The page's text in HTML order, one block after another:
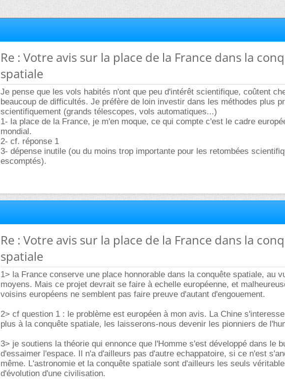
Re : Votre avis sur la place de la France dans la
spatiale
Je pense que les vols habités n'ont que peu d'intérêt scientifique, coûtent
beaucoup de difficultés. Je préfère de loin investir dans les méthodes plus
scientifiquement (grands télescopes, vols automatiques...)
1- la place de la France, je m'en moque, ce qui compte c'est le cadre
mondial.
2- cf. réponse 1
3- dépense inutile (ou du moins trop importante pour les retombées
escomptés).
Re : Votre avis sur la place de la France dans la
spatiale
1> la France conserve une place honnorable dans la conquête spatiale, au
moyens. Mais ce projet devrait se faire à echelle européenne, et
voisins européens ne semblent pas faire preuve d'autant d'engouement.
2> cf question 1 : le problème est européen à mon avis. La Chine
plus à la conquête spatiale, les laisserons-nous devenir les pionniers de
3> je soutiens la théorie qui ennonce que l'Homme s'est développé dans le
d'essaimer l'espace. Il n'a d'ailleurs pas d'autre echappatoire, si ce n'est
même. L'astronomie et la conquête spatiale sont d'ailleurs les seuls
d'évolution d'une civilisation.